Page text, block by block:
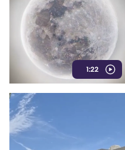
1:22